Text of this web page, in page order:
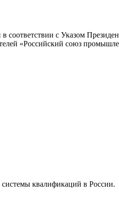
с Указом
«Российский союз
системы квалификаций в России.